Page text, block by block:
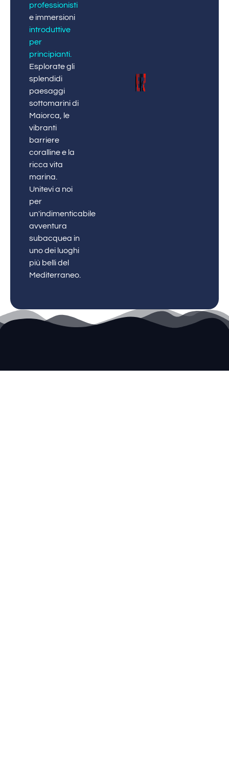
professionisti
e immersioni
introduttive
per
principianti.
Esplorate gli
splendidi
paesaggi
sottomarini di
Maiorca, le
vibranti
barriere
coralline e la
ricca vita
marina.
Unitevi a noi
per
un'indimenticabile
avventura
subacquea in
uno dei luoghi
più belli del
Mediterraneo.